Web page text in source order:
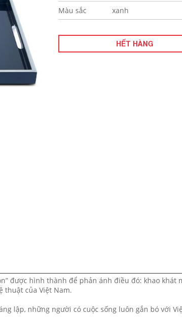
Màu sắc
xanh
HẾT HÀNG
được hình thành để phản ánh điều đó: khao khát
thuật của Việt Nam.
lập, những người có cuộc sống luôn gắn bó với